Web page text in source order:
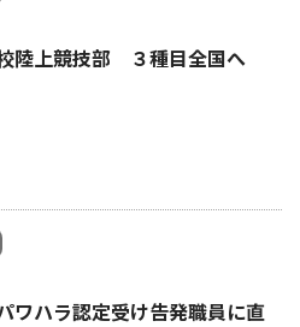
陸上競技部 ３種目全国へ
ワハラ認定受け告発職員に直